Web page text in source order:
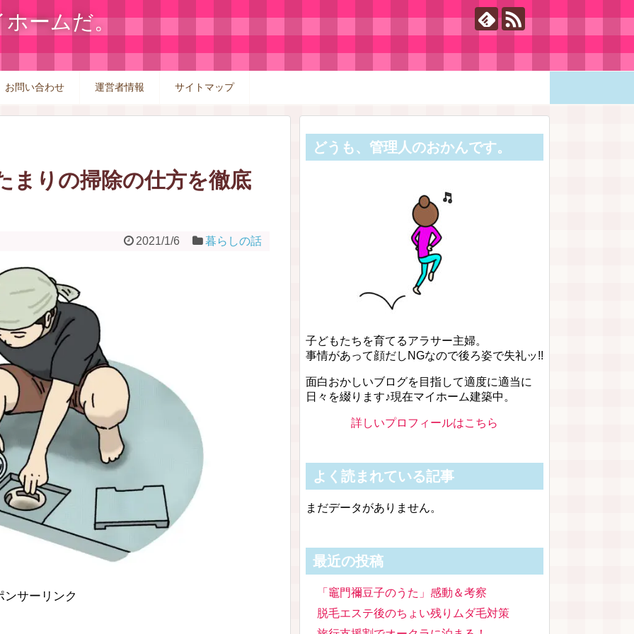
ームだ。
お問い合わせ 運営者情報 サイトマップ
まりの掃除の仕方を徹底
2021/1/6 暮らしの話
ンサーリンク
どうも、管理人のおかんです。
子どもたちを育てるアラサー主婦。
事情があって顔だしNGなので後ろ姿で失礼ッ!!
面白おかしいブログを目指して適度に適当に
日々を綴ります♪現在マイホーム建築中。
詳しいプロフィールはこちら
よく読まれている記事
まだデータがありません。
最近の投稿
「竈門禰豆子のうた」感動＆考察
脱毛エステ後のちょい残りムダ毛対策